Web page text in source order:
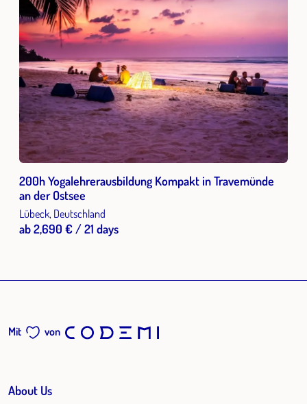
200h Yogalehrerausbildung Kompakt in Travemünde
an der Ostsee
Lübeck, Deutschland
ab 2,690 € / 21 days
Mit von
About Us